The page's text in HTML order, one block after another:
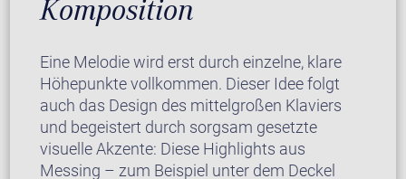
Komposition
Eine Melodie wird erst durch einzelne, klare
Höhepunkte vollkommen. Dieser Idee folgt
auch das Design des mittelgroßen Klaviers
und begeistert durch sorgsam gesetzte
visuelle Akzente: Diese Highlights aus
Messing – zum Beispiel unter dem Deckel